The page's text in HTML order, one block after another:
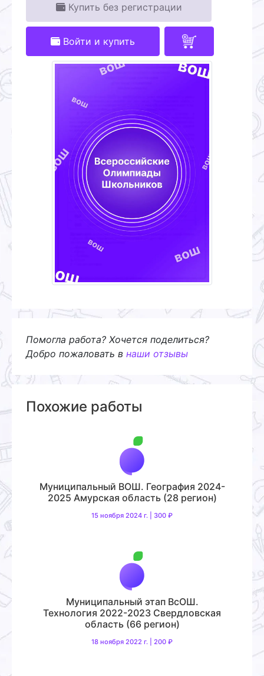
Купить без регистрации
Войти и купить
Помогла работа? Хочется поделиться?
Добро пожаловать в наши отзывы
Похожие работы
Муниципальный ВОШ. География 2024-
2025 Амурская область (28 регион)
15 ноября 2024 г. | 300 ₽
Муниципальный этап ВсОШ.
Технология 2022-2023 Свердловская
область (66 регион)
18 ноября 2022 г. | 200 ₽